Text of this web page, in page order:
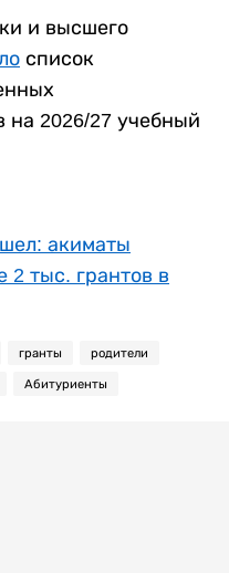
и высшего
список
на 2026/27 учебный
акиматы
2 тыс. грантов в
гранты родители
Абитуриенты